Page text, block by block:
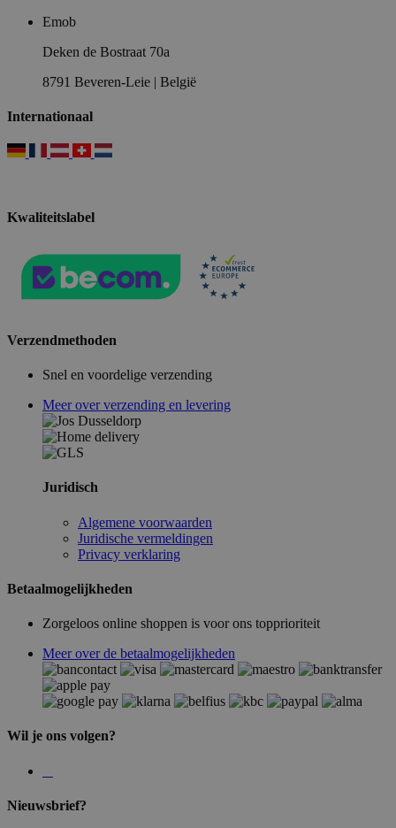
Emob
Deken de Bostraat 70a
8791 Beveren-Leie | België
Internationaal
Kwaliteitslabel
Verzendmethoden
Snel en voordelige verzending
Meer over verzending en levering
Juridisch
Algemene voorwaarden
Juridische vermeldingen
Privacy verklaring
Betaalmogelijkheden
Zorgeloos online shoppen is voor ons topprioriteit
Meer over de betaalmogelijkheden
Wil je ons volgen?
Nieuwsbrief?